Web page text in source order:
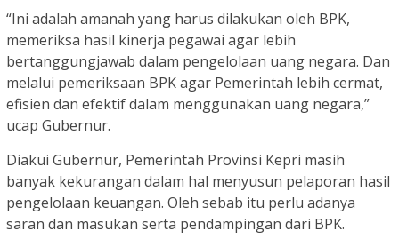
“Ini adalah amanah yang harus dilakukan oleh BPK,
memeriksa hasil kinerja pegawai agar lebih
bertanggungjawab dalam pengelolaan uang negara. Dan
melalui pemeriksaan BPK agar Pemerintah lebih cermat,
efisien dan efektif dalam menggunakan uang negara,”
ucap Gubernur.
Diakui Gubernur, Pemerintah Provinsi Kepri masih
banyak kekurangan dalam hal menyusun pelaporan hasil
pengelolaan keuangan. Oleh sebab itu perlu adanya
saran dan masukan serta pendampingan dari BPK.